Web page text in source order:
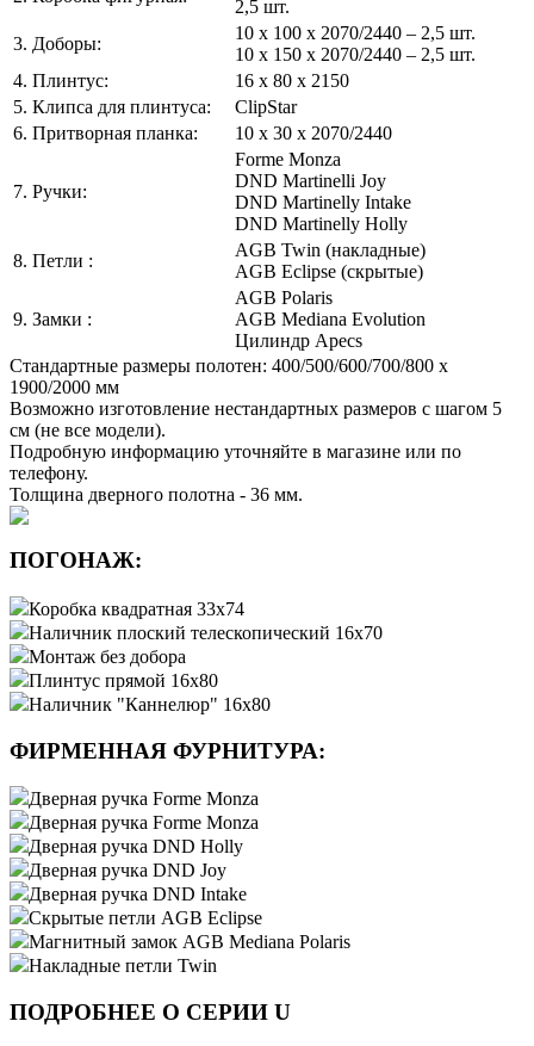
2,5 шт.
3. Доборы:
10 х 100 х 2070/2440 – 2,5 шт.
10 х 150 х 2070/2440 – 2,5 шт.
4. Плинтус:
16 x 80 x 2150
5. Клипса для плинтуса:
ClipStar
6. Притворная планка:
10 x 30 x 2070/2440
7. Ручки:
Forme Monza
DND Martinelli Joy
DND Martinelly Intake
DND Martinelly Holly
8. Петли :
AGB Twin (накладные)
AGB Eclipse (скрытые)
9. Замки :
AGB Polaris
AGB Mediana Evolution
Цилиндр Apecs
Стандартные размеры полотен: 400/500/600/700/800 x
1900/2000 мм
Возможно изготовление нестандартных размеров с шагом 5
см (не все модели).
Подробную информацию уточняйте в магазине или по
телефону.
Толщина дверного полотна - 36 мм.
ПОГОНАЖ:
Коробка квадратная 33x74
Наличник плоский телескопический 16x70
Монтаж без добора
Плинтус прямой 16x80
Наличник "Каннелюр" 16x80
ФИРМЕННАЯ ФУРНИТУРА:
Дверная ручка Forme Monza
Дверная ручка Forme Monza
Дверная ручка DND Holly
Дверная ручка DND Joy
Дверная ручка DND Intake
Скрытые петли AGB Eclipse
Магнитный замок AGB Mediana Polaris
Накладные петли Twin
ПОДРОБНЕЕ О СЕРИИ U